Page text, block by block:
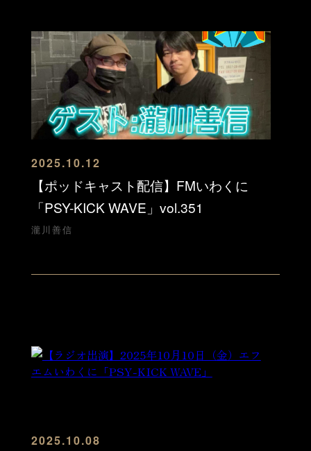
2025.10.12
【ポッドキャスト配信】FMいわくに
「PSY-KICK WAVE」vol.351
瀧川善信
2025.10.08